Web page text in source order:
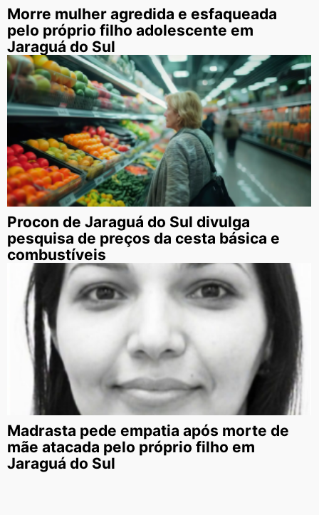
Morre mulher agredida e esfaqueada
pelo próprio filho adolescente em
Jaraguá do Sul
Procon de Jaraguá do Sul divulga
pesquisa de preços da cesta básica e
combustíveis
Madrasta pede empatia após morte de
mãe atacada pelo próprio filho em
Jaraguá do Sul